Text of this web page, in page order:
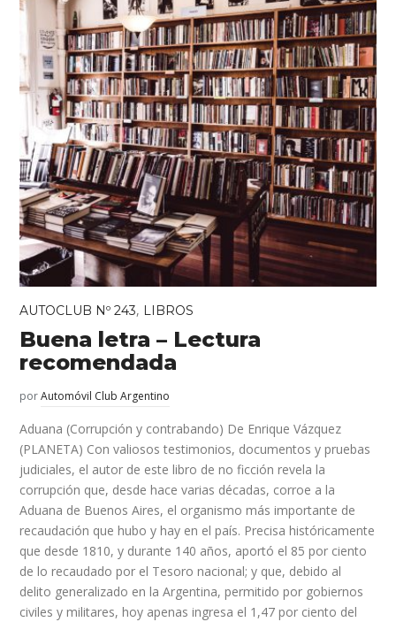
AUTOCLUB Nº 243, LIBROS
Buena letra – Lectura
recomendada
porAutomóvil Club Argentino
Aduana (Corrupción y contrabando) De Enrique Vázquez
(PLANETA) Con valiosos testimonios, documentos y pruebas
judiciales, el autor de este libro de no ficción revela la
corrupción que, desde hace varias décadas, corroe a la
Aduana de Buenos Aires, el organismo más importante de
recaudación que hubo y hay en el país. Precisa históricamente
que desde 1810, y durante 140 años, aportó el 85 por ciento
de lo recaudado por el Tesoro nacional; y que, debido al
delito generalizado en la Argentina, permitido por gobiernos
civiles y militares, hoy apenas ingresa el 1,47 por ciento del